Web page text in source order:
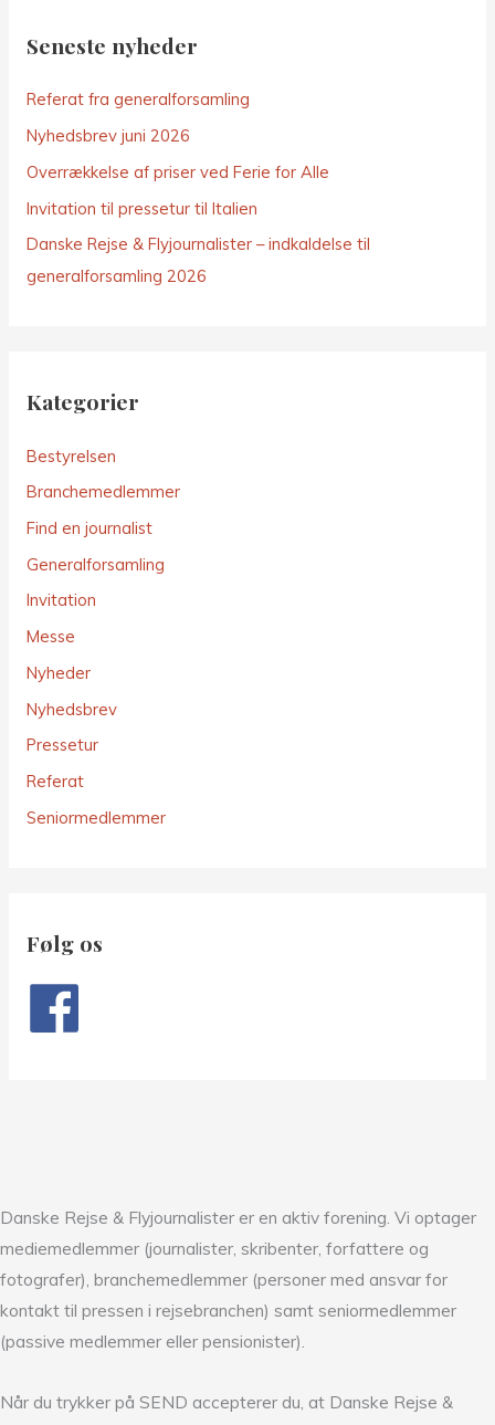
Seneste nyheder
Referat fra generalforsamling
Nyhedsbrev juni 2026
Overrækkelse af priser ved Ferie for Alle
Invitation til pressetur til Italien
Danske Rejse & Flyjournalister – indkaldelse til
generalforsamling 2026
Kategorier
Bestyrelsen
Branchemedlemmer
Find en journalist
Generalforsamling
Invitation
Messe
Nyheder
Nyhedsbrev
Pressetur
Referat
Seniormedlemmer
Følg os
Danske Rejse & Flyjournalister er en aktiv forening. Vi optager
mediemedlemmer (journalister, skribenter, forfattere og
fotografer), branchemedlemmer (personer med ansvar for
kontakt til pressen i rejsebranchen) samt seniormedlemmer
(passive medlemmer eller pensionister).
Når du trykker på SEND accepterer du, at Danske Rejse &